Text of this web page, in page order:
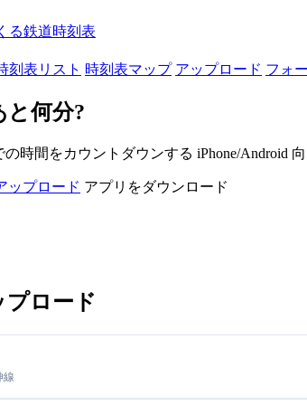
る鉄道時刻表
刻表リスト 時刻表マップ アップロード フォ
と何分?
時間をカウントダウンする iPhone/Android
ップロード アプリをダウンロード
プロード
線